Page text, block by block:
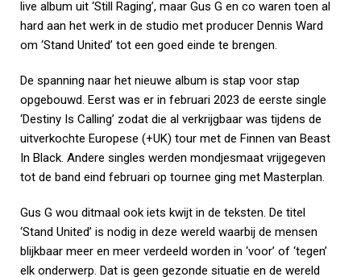
live album uit ‘Still Raging’, maar Gus G en co waren toen al
hard aan het werk in de studio met producer Dennis Ward
om ‘Stand United’ tot een goed einde te brengen.
De spanning naar het nieuwe album is stap voor stap
opgebouwd. Eerst was er in februari 2023 de eerste single
‘Destiny Is Calling’ zodat die al verkrijgbaar was tijdens de
uitverkochte Europese (+UK) tour met de Finnen van Beast
In Black. Andere singles werden mondjesmaat vrijgegeven
tot de band eind februari op tournee ging met Masterplan.
Gus G wou ditmaal ook iets kwijt in de teksten. De titel
‘Stand United’ is nodig in deze wereld waarbij de mensen
blijkbaar meer en meer verdeeld worden in ‘voor’ of ‘tegen’
elk onderwerp. Dat is geen gezonde situatie en de wereld